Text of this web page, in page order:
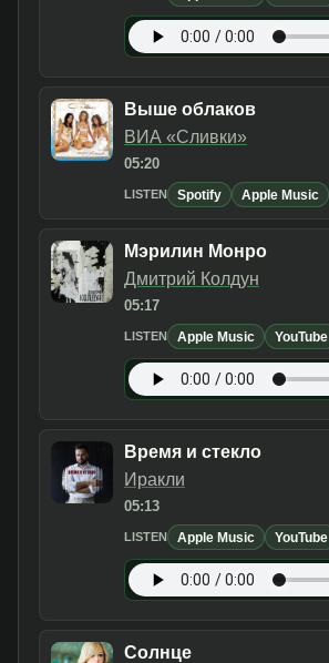
Выше облаков
ВИА «Сливки»
05:20
LISTEN Spotify Apple Music
Мэрилин Монро
Дмитрий Колдун
05:17
LISTEN Apple Music YouTube
Время и стекло
Иракли
05:13
LISTEN Apple Music YouTube
Солнце